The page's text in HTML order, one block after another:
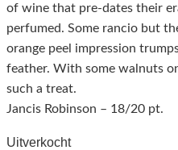
of wine that pre-dates their
perfumed. Some rancio but
orange peel impression
feather. With some walnuts
such a treat.
Jancis Robinson – 18/20 pt.
Uitverkocht